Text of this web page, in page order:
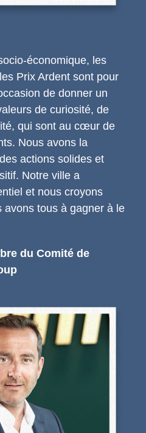
économique, les
Prix Ardent sont pour
de donner un
de curiosité, de
qui sont au cœur de
Nous avons la
actions solides et
Notre ville a
et nous croyons
avons tous à gagner à le
du Comité de